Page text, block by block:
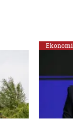
Ekonomika